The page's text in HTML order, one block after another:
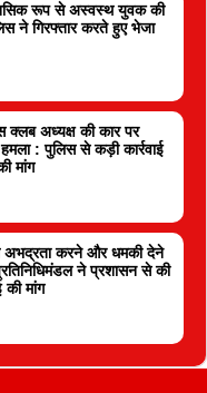
रूप से अस्वस्थ युवक की
ने गिरफ्तार करते हुए भेजा
अध्यक्ष की कार पर
: पुलिस से कड़ी कार्रवाई
मांग
अभद्रता करने और धमकी देने
ने प्रशासन से की
की मांग